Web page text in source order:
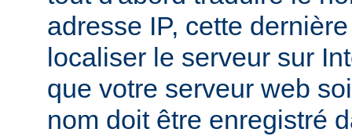
adresse IP, cette
localiser le serveur sur
que votre serveur web
nom doit être enregistré